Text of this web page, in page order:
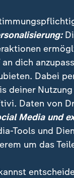
| heute 19:00
um
1:53
an dich
Dabei
deiner
Daten von
Media und
Tools und
um das